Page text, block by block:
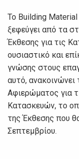
Το Building Material
ξεφεύγει από τα
Έκθεσης για τις
ουσιαστικό και
γνώσης στους
αυτό, ανακοινώνει
Αφιερώματος για
Κατασκευών, το
της Έκθεσης που
Σεπτεμβρίου.